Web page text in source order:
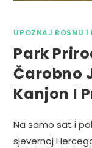
UPOZNAJ BOSNU I
Park
Čarobno
Kanjon I
Na samo sat i
sjevernoj